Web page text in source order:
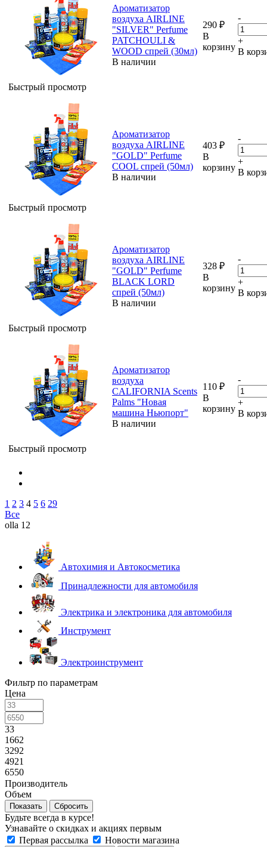
Быстрый просмотр
Ароматизатор
воздуха AIRLINE
"SILVER" Perfume
PATCHOULI &
WOOD спрей (30мл)
В наличии
290 ₽
В
корзину
-
+
В
Быстрый просмотр
Ароматизатор
воздуха AIRLINE
"GOLD" Perfume
COOL спрей (50мл)
В наличии
403 ₽
В
корзину
-
+
В
Быстрый просмотр
Ароматизатор
воздуха AIRLINE
"GOLD" Perfume
BLACK LORD
спрей (50мл)
В наличии
328 ₽
В
корзину
-
+
В
Быстрый просмотр
Ароматизатор
воздуха
CALIFORNIA Scents
Palms "Новая
машина Ньюпорт"
В наличии
110 ₽
В
корзину
-
+
В
1 2 3 4 5 6 29
Все
olla 12
Автохимия и Автокосметика
Принадлежности для автомобиля
Электрика и электроника для автомобиля
Инструмент
Электроинструмент
Фильтр по параметрам
Цена
33
1662
3292
4921
6550
Производитель
Объем
Сбросить
Будьте всегда в курсе!
Узнавайте о скидках и акциях первым
Первая рассылка
Новости магазина